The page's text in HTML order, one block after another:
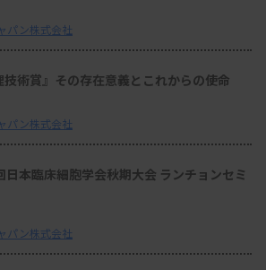
パン株式会社
術賞』その存在意義とこれからの使命
パン株式会社
本臨床細胞学会秋期大会 ランチョンセミ
パン株式会社